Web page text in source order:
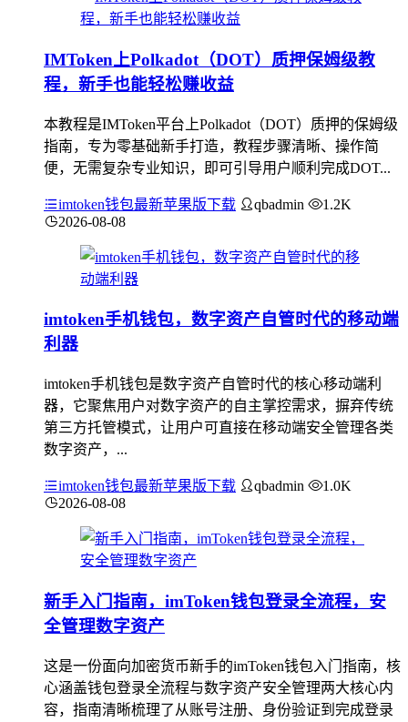
IMToken上Polkadot（DOT）质押保姆级教
程，新手也能轻松赚收益
本教程是IMToken平台上Polkadot（DOT）质押的保姆级
指南，专为零基础新手打造，教程步骤清晰、操作简
便，无需复杂专业知识，即可引导用户顺利完成DOT...
imtoken钱包最新苹果版下载 qbadmin
1.2K
2026-08-08
imtoken手机钱包，数字资产自管时代的移动端
利器
imtoken手机钱包是数字资产自管时代的核心移动端利
器，它聚焦用户对数字资产的自主掌控需求，摒弃传统
第三方托管模式，让用户可直接在移动端安全管理各类
数字资产，...
imtoken钱包最新苹果版下载 qbadmin
1.0K
2026-08-08
新手入门指南，imToken钱包登录全流程，安
全管理数字资产
这是一份面向加密货币新手的imToken钱包入门指南，核
心涵盖钱包登录全流程与数字资产安全管理两大核心内
容，指南清晰梳理了从账号注册、身份验证到完成登录